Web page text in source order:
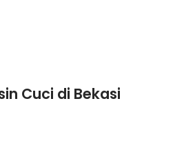
Cuci di Bekasi